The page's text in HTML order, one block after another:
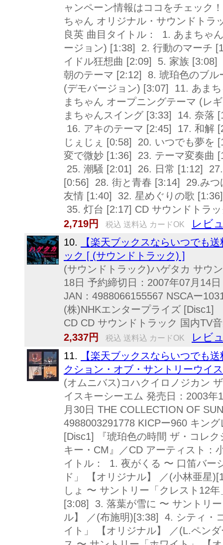
ャンペーン情報はココをチェック
ちゃん オリジナル・サウンドトラ
良英 曲目タイトル： 1. あまちゃ
ージョン) [1:38] 2. 行動のマーチ
イドル狂想曲 [2:09] 5. 家族
朝のテーマ [2:12] 8. 琥珀色のブ
(デモバージョン) [3:07] 11. あま
まちゃん オープニングテーマ (レ
まちゃんスイング [3:33] 14. 奈落
16. アキのテーマ [2:45] 17. 和解
じぇじぇ [0:58] 20. いつでも夢
変で微妙 [1:36] 23. テーマ変奏曲
25. 潮騒 [2:01] 26. 日常 [1:12]
[0:56] 28. 街と青春 [3:14] 29.み
友情 [1:40] 32. 星めぐりの歌
35. 灯台 [2:17] CD サウンドトラ
2,719円
税込 送料込 カードOK レビ
10.
【楽天ブックスならいつでも
ック [ (サウンドトラック) ]
(サウンドトラック)ハゲタカ サウ
18日 予約締切日：2007年07月14
JAN：4988066155567 NSCAー
(株)NHKエンタープライズ [Disc1]
CD CD サウンドトラック 国内TV
2,337円
税込 送料込 カードOK レビ
11.
【楽天ブックスならいつでも
クション・オブ・サントリーウイ
(オムニバス)コハクイロノジカン
イスキーシーエム 発売日：2003
月30日 THE COLLECTION OF
4988003291778 KICPー960 キン
[Disc1] 『琥珀色の時間 ザ・コレ
キー・CM』／CD アーティスト：
イトル： 1. 夜がくる 〜 口笛バー
ド」 【オリジナル】 ／(小林亜星
しょ 〜 サントリー「クレスト12
[3:08] 3. 落葉が雪に 〜 サントリ
ル】 ／(布施明)[3:38] 4. シティ・
イト」 【オリジナル】 ／(L.ペン